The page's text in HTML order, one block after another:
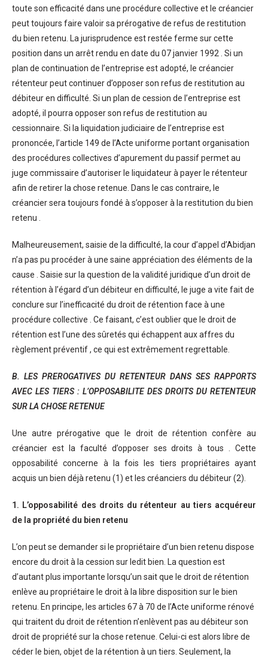
toute son efficacité dans une procédure collective et le créancier
peut toujours faire valoir sa prérogative de refus de restitution
du bien retenu. La jurisprudence est restée ferme sur cette
position dans un arrêt rendu en date du 07 janvier 1992 . Si un
plan de continuation de l’entreprise est adopté, le créancier
rétenteur peut continuer d’opposer son refus de restitution au
débiteur en difficulté. Si un plan de cession de l’entreprise est
adopté, il pourra opposer son refus de restitution au
cessionnaire. Si la liquidation judiciaire de l’entreprise est
prononcée, l’article 149 de l’Acte uniforme portant organisation
des procédures collectives d’apurement du passif permet au
juge commissaire d’autoriser le liquidateur à payer le rétenteur
afin de retirer la chose retenue. Dans le cas contraire, le
créancier sera toujours fondé à s’opposer à la restitution du bien
retenu .
Malheureusement, saisie de la difficulté, la cour d’appel d’Abidjan
n’a pas pu procéder à une saine appréciation des éléments de la
cause . Saisie sur la question de la validité juridique d’un droit de
rétention à l’égard d’un débiteur en difficulté, le juge a vite fait de
conclure sur l’inefficacité du droit de rétention face à une
procédure collective . Ce faisant, c’est oublier que le droit de
rétention est l’une des sûretés qui échappent aux affres du
règlement préventif , ce qui est extrêmement regrettable.
B. LES PREROGATIVES DU RETENTEUR DANS SES RAPPORTS
AVEC LES TIERS : L’OPPOSABILITE DES DROITS DU RETENTEUR
SUR LA CHOSE RETENUE
Une autre prérogative que le droit de rétention confère au
créancier est la faculté d’opposer ses droits à tous . Cette
opposabilité concerne à la fois les tiers propriétaires ayant
acquis un bien déjà retenu (1) et les créanciers du débiteur (2).
1. L’opposabilité des droits du rétenteur au tiers acquéreur
de la propriété du bien retenu
L’on peut se demander si le propriétaire d’un bien retenu dispose
encore du droit à la cession sur ledit bien. La question est
d’autant plus importante lorsqu’un sait que le droit de rétention
enlève au propriétaire le droit à la libre disposition sur le bien
retenu. En principe, les articles 67 à 70 de l’Acte uniforme rénové
qui traitent du droit de rétention n’enlèvent pas au débiteur son
droit de propriété sur la chose retenue. Celui-ci est alors libre de
céder le bien, objet de la rétention à un tiers. Seulement, la